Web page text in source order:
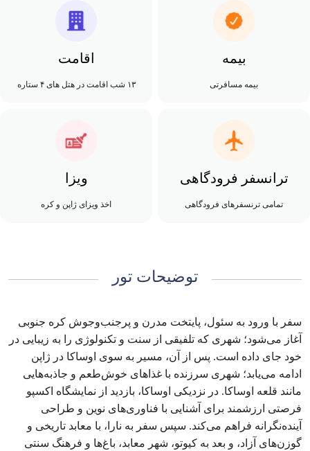
بیمه
بیمه مسافرتی
اقامت
۱۳ شب اقامت در هتل های ۴ ستاره
ترانسفر فرودگاهی
تمامی ترنسفرهای فرودگاهی
ویزا
اخذ ویزای ژاپن و کره
توضیحات تور
سفر با ورود به سئول، پایتخت مدرن و پرجنب‌وجوش کره جنوبی
آغاز می‌شود؛ شهری که تلفیقی از سنت و تکنولوژی را به زیبایی در
خود جای داده است. پس از آن، مسیر به سوی اوساکا در ژاپن
ادامه می‌یابد؛ شهری سرزنده با غذاهای خوش‌طعم و جاذبه‌هایی
مانند قلعه اوساکا. در نزدیکی اوساکا، بازدید از نمایشگاه اکسپو
فرصتی ارزشمند برای آشنایی با فناوری‌های نوین و طراحی
آینده‌نگرانه فراهم می‌کند. سپس سفر به نارا، با معابد تاریخی و
گوزن‌های آزاد، و بعد به کیوتو، شهر معابد، باغ‌ها و فرهنگ سنتی